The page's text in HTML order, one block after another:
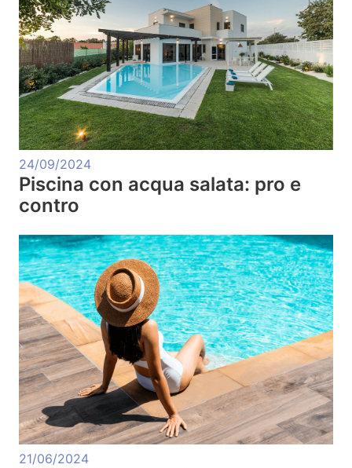
24/09/2024
Piscina con acqua salata: pro e
contro
21/06/2024